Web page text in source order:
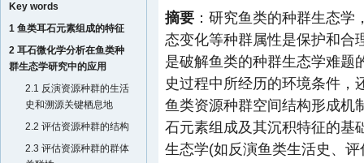
Key words
1 鱼类耳石元素组成的特征
2 耳石微化学分析在鱼类种
群生态学研究中的应用
2.1 反演资源种群的生活
史和溯源关键栖息地
2.2 评估资源种群的结构
2.3 评估资源种群的群体
摘要 ：研究鱼类的种群生态
态变化等种群属性是保护和合
是破解鱼类的种群生态学难题
史过程中所经历的环境条件，
鱼类资源种群空间结构形成机
石元素组成及其沉积特征的基
生态学(如反演鱼类生活史、